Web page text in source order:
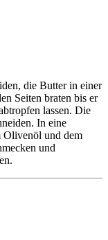
die Butter in einer
Seiten braten bis er
lassen. Die
In eine
Olivenöl und dem
und